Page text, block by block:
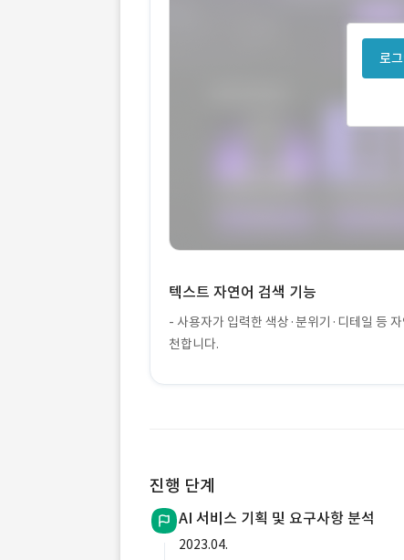
로
텍스트 자연어 검색 기능
- 사용자가 입력한 색상·분위기·디테일 등
천합니다.
진행 단계
AI 서비스 기획 및 요구사항 분석
2023.04.